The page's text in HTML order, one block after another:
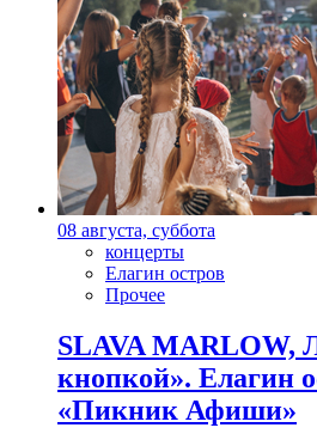
08 августа, суббота
концерты
Елагин остров
Прочее
SLAVA MARLOW,
кнопкой». Елагин
«Пикник Афиши»